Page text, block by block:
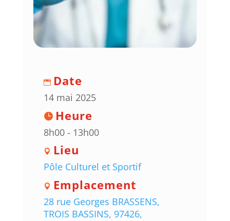
Date
14 mai 2025
Heure
8h00 - 13h00
Lieu
Pôle Culturel et Sportif
Emplacement
28 rue Georges BRASSENS,
TROIS BASSINS, 97426,